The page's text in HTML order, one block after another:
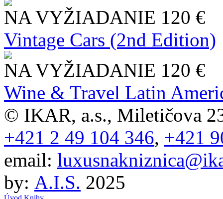
NA VYŽIADANIE 120 €
Vintage Cars (2nd Edition)
NA VYŽIADANIE 120 €
Wine & Travel Latin
© IKAR, a.s., Miletičova
+421 2 49 104 346, +421
email:
by: A.I.S. 2025